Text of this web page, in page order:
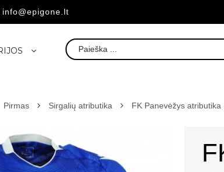
info@epigone.lt
Pirmas Sirgalių atributika FK Panevėžys atributika